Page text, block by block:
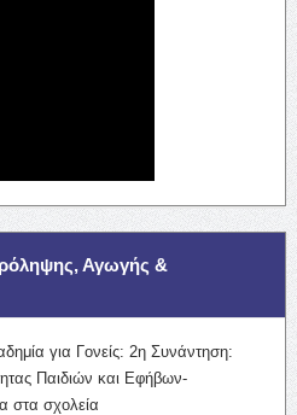
Αγωγής &
για Γονείς: 2η Συνάντηση:
Παιδιών και Εφήβων-
στα σχολεία